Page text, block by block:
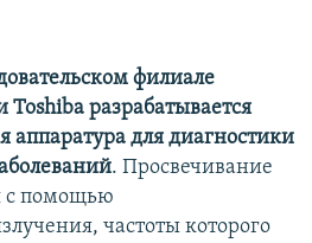
филиале
разрабатывается
аппаратура для диагностики
. Просвечивание
с помощью
частоты которого